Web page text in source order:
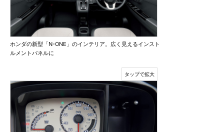
ホンダの新型「N-ONE」のインテリア。広く見えるインスト
ルメントパネルに